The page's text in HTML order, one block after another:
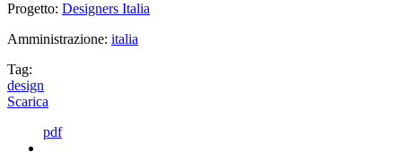
Progetto: Designers Italia
Amministrazione: italia
Tag:
design
Scarica
pdf